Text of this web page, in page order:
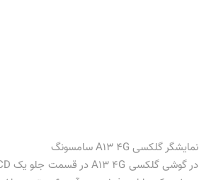
نمایشگر گلکسی A13 4G سامسونگ
در گوشی گلکسی A13 4Gدر قسمت جلو یک